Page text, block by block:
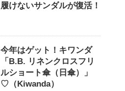
履けないサンダルが復活！
今年はゲット！キワンダ
「B.B. リネンクロスフリ
ルショート傘（日傘）」
♡（Kiwanda）